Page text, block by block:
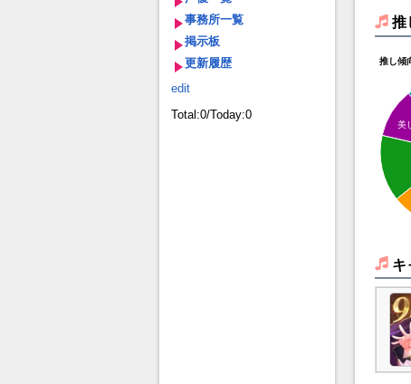
事務所一覧
掲示板
更新履歴
edit
Total:0/Today:0
推
推し傾
美
キ